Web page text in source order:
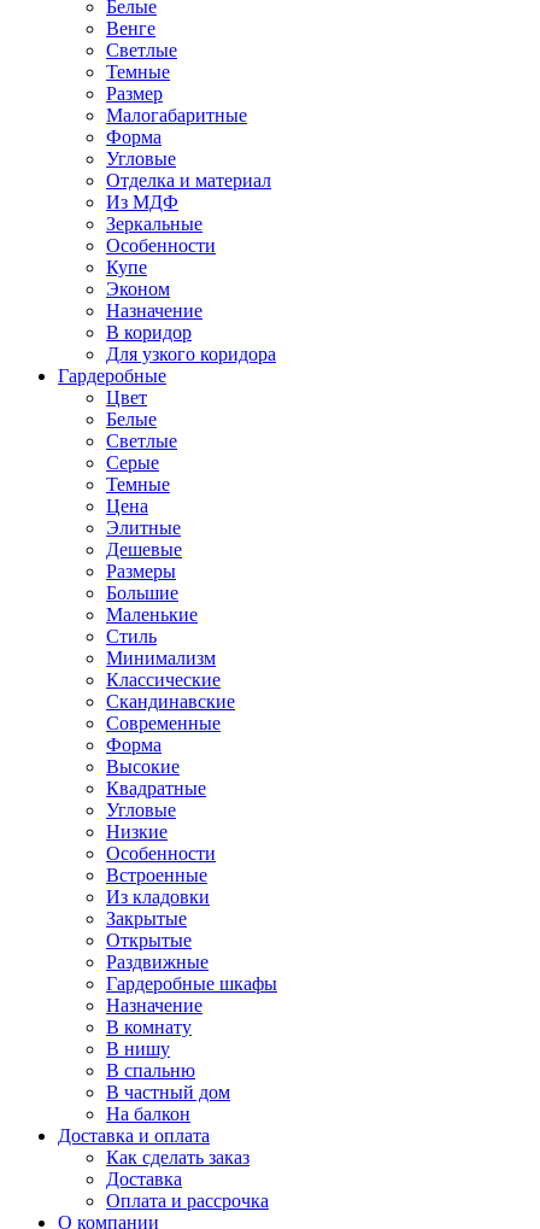
Белые
Венге
Светлые
Темные
Размер
Малогабаритные
Форма
Угловые
Отделка и материал
Из МДФ
Зеркальные
Особенности
Купе
Эконом
Назначение
В коридор
Для узкого коридора
Гардеробные
Цвет
Белые
Светлые
Серые
Темные
Цена
Элитные
Дешевые
Размеры
Большие
Маленькие
Стиль
Минимализм
Классические
Скандинавские
Современные
Форма
Высокие
Квадратные
Угловые
Низкие
Особенности
Встроенные
Из кладовки
Закрытые
Открытые
Раздвижные
Гардеробные шкафы
Назначение
В комнату
В нишу
В спальню
В частный дом
На балкон
Доставка и оплата
Как сделать заказ
Доставка
Оплата и рассрочка
О компании